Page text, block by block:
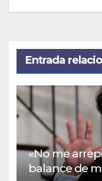
Entrada
«No me
balance de